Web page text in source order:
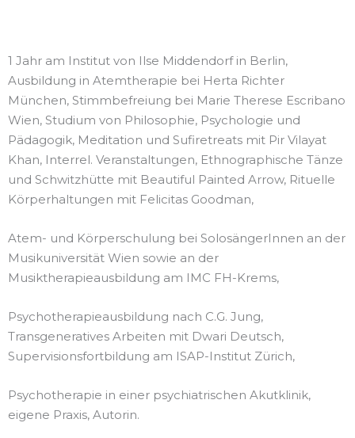
1 Jahr am Institut von Ilse Middendorf in Berlin,
Ausbildung in Atemtherapie bei Herta Richter
München, Stimmbefreiung bei Marie Therese Escribano
Wien, Studium von Philosophie, Psychologie und
Pädagogik, Meditation und Sufiretreats mit Pir Vilayat
Khan, Interrel. Veranstaltungen, Ethnographische Tänze
und Schwitzhütte mit Beautiful Painted Arrow, Rituelle
Körperhaltungen mit Felicitas Goodman,
Atem- und Körperschulung bei SolosängerInnen an der
Musikuniversität Wien sowie an der
Musiktherapieausbildung am IMC FH-Krems,
Psychotherapieausbildung nach C.G. Jung,
Transgeneratives Arbeiten mit Dwari Deutsch,
Supervisionsfortbildung am ISAP-Institut Zürich,
Psychotherapie in einer psychiatrischen Akutklinik,
eigene Praxis, Autorin.